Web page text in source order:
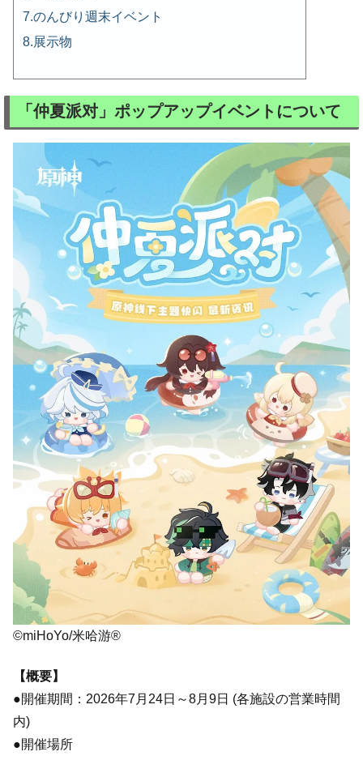
のんびり週末イベント
展示物
「仲夏派对」ポップアップイベントについて
©miHoYo/米哈游®
【概要】
●開催期間：2026年7月24日～8月9日 (各施設の営業時間
内)
●開催場所